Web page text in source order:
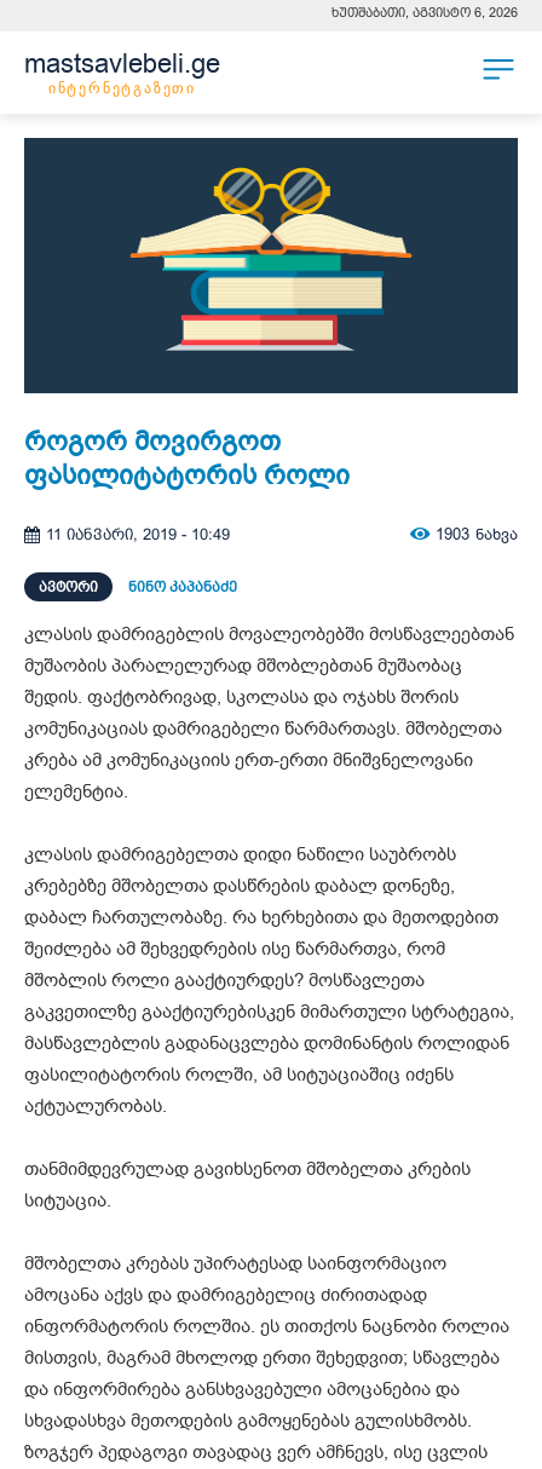
ხუთშაბათი, აგვისტო 6, 2026
mastsavlebeli.ge
ინტერნეტგაზეთი
როგორ მოვირგოთ
ფასილიტატორის როლი
11 იანვარი, 2019 - 10:49 1903 ნახვა
ᲐᲕᲢᲝᲠᲘ ნინო კაპანაძე
კლასის დამრიგებლის მოვალეობებში მოსწავლეებთან
მუშაობის პარალელურად მშობლებთან მუშაობაც
შედის. ფაქტობრივად, სკოლასა და ოჯახს შორის
კომუნიკაციას დამრიგებელი წარმართავს. მშობელთა
კრება ამ კომუნიკაციის ერთ-ერთი მნიშვნელოვანი
ელემენტია.
კლასის დამრიგებელთა დიდი ნაწილი საუბრობს
კრებებზე მშობელთა დასწრების დაბალ დონეზე,
დაბალ ჩართულობაზე. რა ხერხებითა და მეთოდებით
შეიძლება ამ შეხვედრების ისე წარმართვა, რომ
მშობლის როლი გააქტიურდეს? მოსწავლეთა
გაკვეთილზე გააქტიურებისკენ მიმართული სტრატეგია,
მასწავლებლის გადანაცვლება დომინანტის როლიდან
ფასილიტატორის როლში, ამ სიტუაციაშიც იძენს
აქტუალურობას.
თანმიმდევრულად გავიხსენოთ მშობელთა კრების
სიტუაცია.
მშობელთა კრებას უპირატესად საინფორმაციო
ამოცანა აქვს და დამრიგებელიც ძირითადად
ინფორმატორის როლშია. ეს თითქოს ნაცნობი როლია
მისთვის, მაგრამ მხოლოდ ერთი შეხედვით; სწავლება
და ინფორმირება განსხვავებული ამოცანებია და
სხვადასხვა მეთოდების გამოყენებას გულისხმობს.
ზოგჯერ პედაგოგი თავადაც ვერ ამჩნევს, ისე ცვლის